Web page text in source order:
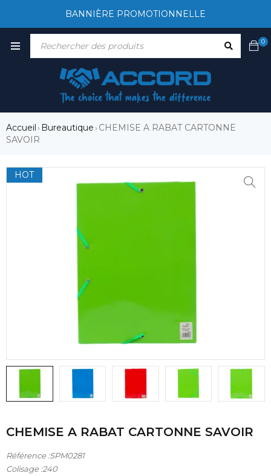
BANNIÈRE PROMOTIONNELLE
0
Accueil› Bureautique› CHEMISE A RABAT CARTONNE
SAVOIR
HOT
CHEMISE A RABAT CARTONNE SAVOIR
Référence :SPM0281
Colisage :240